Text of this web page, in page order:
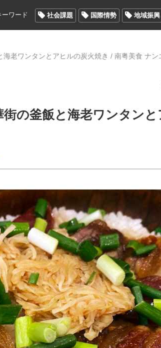
ーワード 社会課題 国際情勢 地域振興
老ワンタンとアヒルの炭火焼き / 南粤美食 ナン
の釜飯と海老ワンタン